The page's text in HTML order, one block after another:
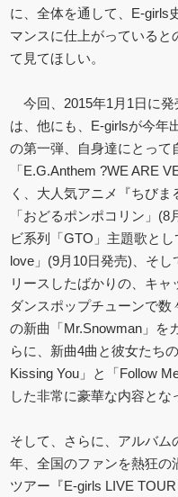
に、全体を通して、E-girls
マンスに仕上がっていると
て見てほしい。
今回、2015年1月1日に発
は、他にも、E-girlsが今年
の第一弾、自身達にとって
「E.G.Anthem ?WE ARE
く、大人気アニメ『ちび
「おどるポンポコリン」
ビ系列「GTO」主題歌と
love」(9月10日発売)、そし
リースしたばかりの、キ
ダンスポップチューンで
の新曲「Mr.Snowman」を
らに、新曲4曲と彼女たち
Kissing You」と「Follow
した非常に豪華な内容とな
そして、さらに、アルバ
年、全国のファンを熱狂の
ツアー『E-girls LIVE